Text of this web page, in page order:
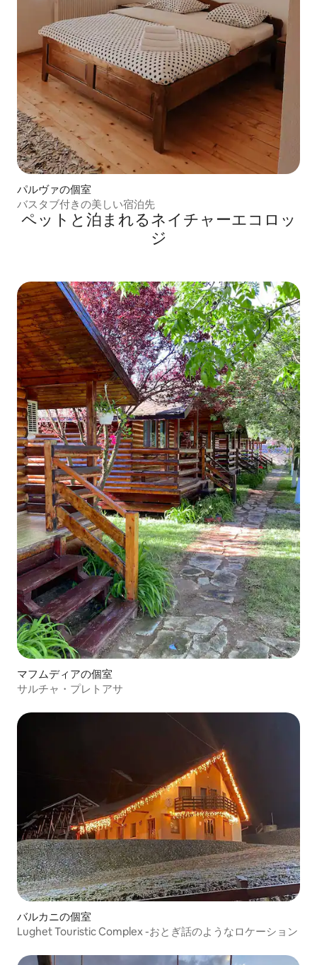
パルヴァの個室
バスタブ付きの美しい宿泊先
ペットと泊まれるネイチャーエコロッ
ジ
マフムディアの個室
サルチャ・プレトアサ
バルカニの個室
Lughet Touristic Complex -おとぎ話のようなロケーション